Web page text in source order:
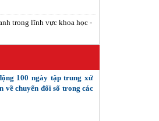
trong lĩnh vực khoa học -
100 ngày tập trung xử
về chuyển đổi số trong các